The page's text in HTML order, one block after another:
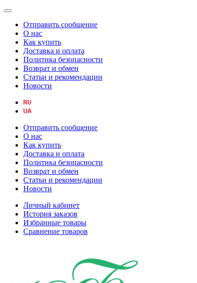
Отправить сообщение
О нас
Как купить
Доставка и оплата
Политика безопасности
Возврат и обмен
Статьи и рекомендации
Новости
Отправить сообщение
О нас
Как купить
Доставка и оплата
Политика безопасности
Возврат и обмен
Статьи и рекомендации
Новости
Личный кабинет
История заказов
Избранные товары
Сравнение товаров